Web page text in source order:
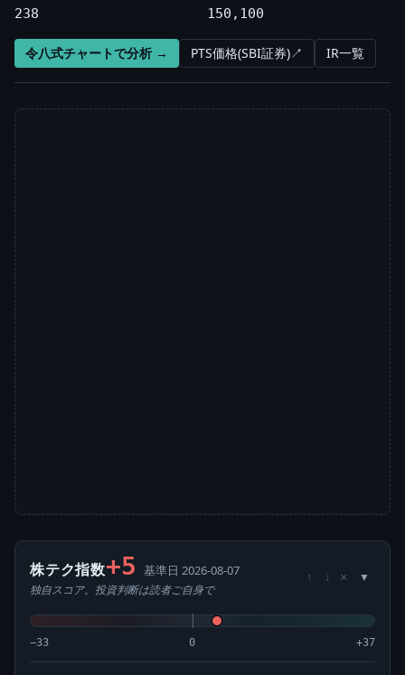
238
150,100
令八式チャートで分析 → PTS価格(SBI証券)↗ IR一覧
株テク指数+5 基準日 2026-08-07
独自スコア。投資判断は読者ご自身で
↑ ↓ ×
−33 0 +37